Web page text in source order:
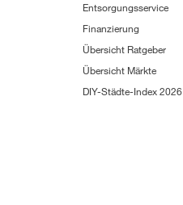
Entsorgungsservice
Finanzierung
Übersicht Ratgeber
Übersicht Märkte
DIY-Städte-Index 2026